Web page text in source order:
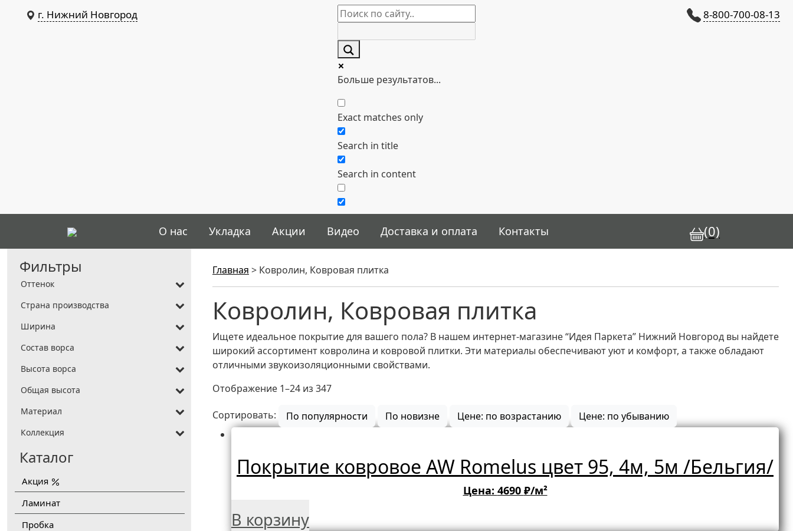
г. Нижний Новгород
Больше результатов...
Exact matches only
Search in title
Search in content
8-800-700-08-13
О нас Укладка Акции Видео Доставка и оплата Контакты (0)
Фильтры
Оттенок
Страна производства
Ширина
Состав ворса
Высота ворса
Общая высота
Материал
Коллекция
Каталог
Акция
Ламинат
Пробка
Главная > Ковролин, Ковровая плитка
Ковролин, Ковровая плитка
Ищете идеальное покрытие для вашего пола? В нашем интернет-магазине “Идея Паркета” Нижний Новгород вы найдете
широкий ассортимент ковролина и ковровой плитки. Эти материалы обеспечивают уют и комфорт, а также обладают
отличными звукоизоляционными свойствами.
Отображение 1–24 из 347
Сортировать: По популярности По новизне Цене: по возрастанию Цене: по убыванию
Покрытие ковровое AW Romelus цвет 95, 4м, 5м /Бельгия/
Цена: 4690 ₽/м²
В корзину